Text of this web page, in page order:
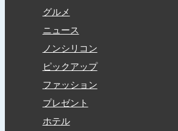
グルメ
ニュース
ノンシリコン
ピックアップ
ファッション
プレゼント
ホテル